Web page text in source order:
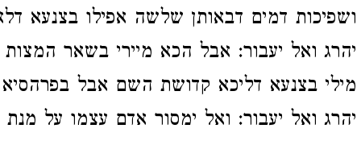
ושפיכות דמים דבאותן שלשה אפילו בצנעא
יהרג ואל יעבור: אבל הכא מיירי בשאר המצות
מילי בצנעא דליכא קדושת השם אבל
יהרג ואל יעבור: ואל ימסור אדם עצמו על